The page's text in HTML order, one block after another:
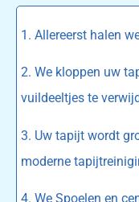
1. Allereerst halen
2. We kloppen uw
vuildeeltjes te
3. Uw tapijt wordt
moderne
4. We Spoelen en